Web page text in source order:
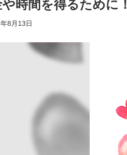
時間を得るために！
8月13日